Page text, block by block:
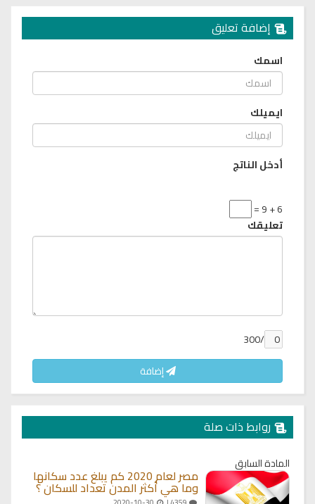
إضافة تعليق
اسمك
ايميلك
أدخل الناتج
6 + 9 =
تعليقك
/300
إضافة
روابط ذات صلة
المادة السابق
مصر لعام 2020 كم يبلغ عدد سكانها
وما هي أكثر المدن تعداد للسكان ؟